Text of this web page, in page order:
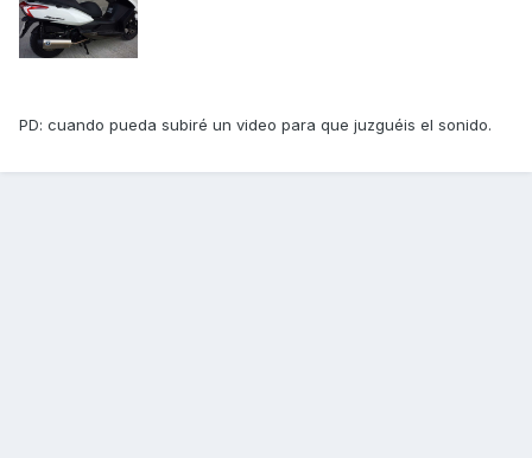
PD: cuando pueda subiré un video para que juzguéis el sonido.